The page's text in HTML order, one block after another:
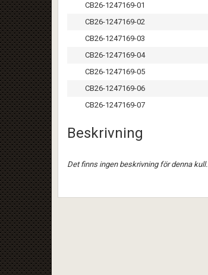
CB26-1247169-01
CB26-1247169-02
CB26-1247169-03
CB26-1247169-04
CB26-1247169-05
CB26-1247169-06
CB26-1247169-07
Beskrivning
Det finns ingen beskrivning för denna kull.